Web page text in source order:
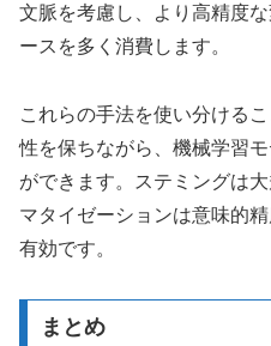
文脈を考慮し、より高精度
ースを多く消費します。
これらの手法を使い分ける
性を保ちながら、機械学習
ができます。ステミングは
マタイゼーションは意味的
有効です。
まとめ